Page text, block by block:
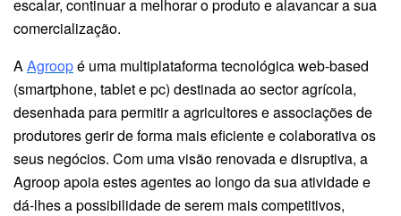
escalar, continuar a melhorar o produto e alavancar a sua
comercialização.
AAgroopé uma multiplataforma tecnológica web-based
(smartphone, tablet e pc) destinada ao sector agrícola,
desenhada para permitir a agricultores e associações de
produtores gerir de forma mais eficiente e colaborativa os
seus negócios. Com uma visão renovada e disruptiva, a
Agroop apoia estes agentes ao longo da sua atividade e
dá-lhes a possibilidade de serem mais competitivos,